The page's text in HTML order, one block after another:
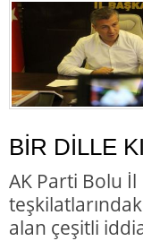
BİR DİLLE
AK Parti Bolu
alan çeşitli